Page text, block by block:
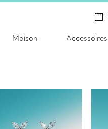
Maison Accessoires